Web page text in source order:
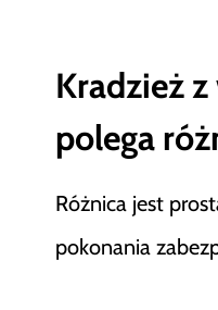
Kradzież
polega
Różnica jest
pokonania